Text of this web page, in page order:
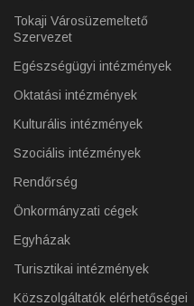
Tokaji Városüzemeltető
Szervezet
Egészségügyi intézmények
Oktatási intézmények
Kulturális intézmények
Szociális intézmények
Rendőrség
Önkormányzati cégek
Egyházak
Turisztikai intézmények
Közszolgáltatók elérhetőségei